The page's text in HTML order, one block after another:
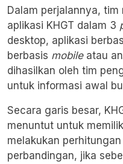
Dalam perjalannya,
aplikasi KHGT dalam 3
desktop, aplikasi
berbasis mobileatau
dihasilkan oleh tim
untuk informasi awal
Secara garis besar,
menuntut untuk
melakukan
perbandingan, jika